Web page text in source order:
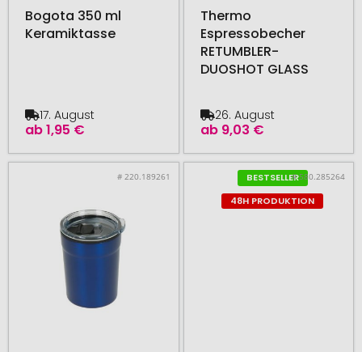
Bogota 350 ml
Keramiktasse
ab1,95 €
17. August
Thermo
Espressobecher
RETUMBLER-
DUOSHOT GLASS
ab 9,03 €
26. August
# 220.189261
BESTSELLER
48H PRODUKTION
# 580.285264